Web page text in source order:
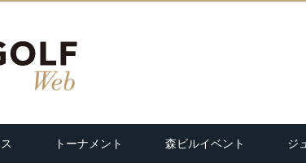
トーナメント 森ビルイベント ジ